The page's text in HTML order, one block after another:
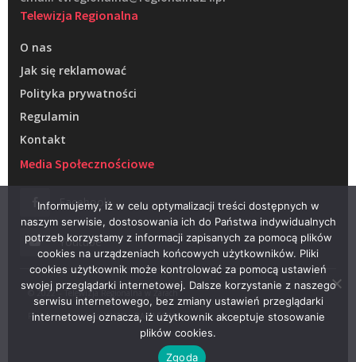
Telewizja Regionalna
O nas
Jak się reklamować
Polityka prywatności
Regulamin
Kontakt
Media Społecznościowe
Facebook
Youtube
© 2022 – Telewizja Regionalna w Żarach
Projektowanie stron WWW –RAGACOM
Informujemy, iż w celu optymalizacji treści dostępnych w
naszym serwisie, dostosowania ich do Państwa indywidualnych
potrzeb korzystamy z informacji zapisanych za pomocą plików
cookies na urządzeniach końcowych użytkowników. Pliki
cookies użytkownik może kontrolować za pomocą ustawień
swojej przeglądarki internetowej. Dalsze korzystanie z naszego
serwisu internetowego, bez zmiany ustawień przeglądarki
internetowej oznacza, iż użytkownik akceptuje stosowanie
plików cookies.
Zgoda